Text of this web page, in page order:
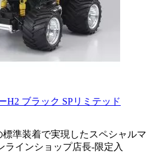
H2 ブラック SPリミテッド
準装着で実現したスペシャルマ
インショップ店長-限定入